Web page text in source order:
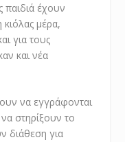
παιδιά έχουν
μέρα,
για τους
και νέα
να εγγράφονται
στηρίξουν το
διάθεση για